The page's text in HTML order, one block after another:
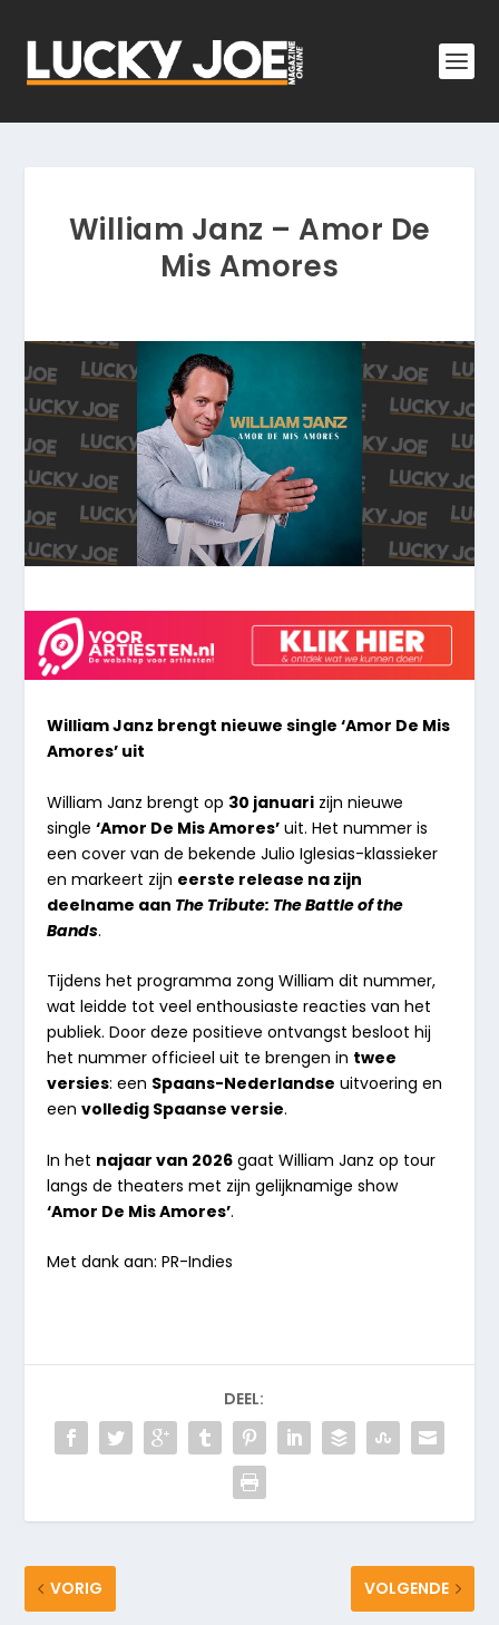
William Janz – Amor De
Mis Amores
William Janz brengt nieuwe single ‘Amor De Mis
Amores’ uit
William Janz brengt op 30 januari zijn nieuwe
single‘Amor De Mis Amores’ uit. Het nummer is
een cover van de bekende Julio Iglesias-klassieker
en markeert zijn eerste release na zijn
deelname aan The Tribute: The Battle of the
Bands.
Tijdens het programma zong William dit nummer,
wat leidde tot veel enthousiaste reacties van het
publiek. Door deze positieve ontvangst besloot hij
het nummer officieel uit te brengen in twee
versies: een Spaans-Nederlandse uitvoering en
eenvolledig Spaanse versie.
In het najaar van 2026 gaat William Janz op tour
langs de theaters met zijn gelijknamige show
‘Amor De Mis Amores’.
Met dank aan: PR-Indies
DEEL:
VORIG VOLGENDE